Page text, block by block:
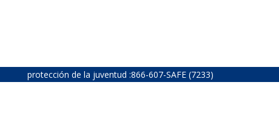
protección de la juventud :866-607-SAFE (7233)